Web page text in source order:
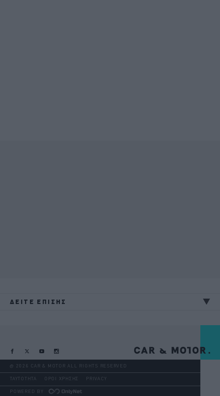
ΔΕΙΤΕ ΕΠΙΣΗΣ
@ 2026 CAR & MOTOR ALL RIGHTS RESERVED
ΤΑΥΤΟΤΗΤΑ ΟΡΟΙ ΧΡΗΣΗΣ PRIVACY
POWERED BY